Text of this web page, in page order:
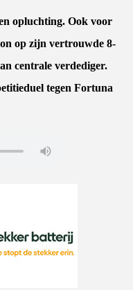
opluchting. Ook voor
op zijn vertrouwde 8-
centrale verdediger.
tegen Fortuna